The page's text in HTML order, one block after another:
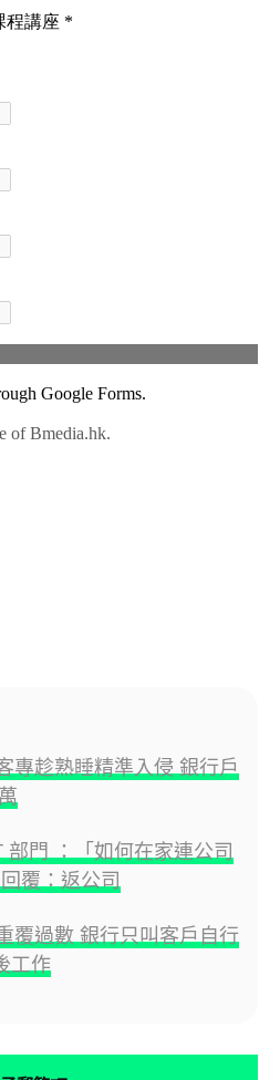
專趁熟睡精準入侵 銀行戶
部門 ：「如何在家連公司
覆：返公司
覆過數 銀行只叫客戶自行
工作